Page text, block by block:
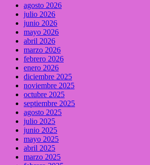
agosto 2026
julio 2026
junio 2026
mayo 2026
abril 2026
marzo 2026
febrero 2026
enero 2026
diciembre 2025
noviembre 2025
octubre 2025
septiembre 2025
agosto 2025
julio 2025
junio 2025
mayo 2025
abril 2025
marzo 2025